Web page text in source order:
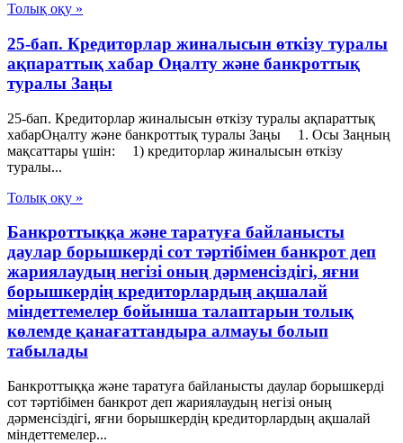
Толық оқу »
25-бап. Кредиторлар жиналысын өткізу туралы
ақпараттық хабар Оңалту және банкроттық
туралы Заңы
25-бап. Кредиторлар жиналысын өткізу туралы ақпараттық
хабарОңалту және банкроттық туралы Заңы 1. Осы Заңның
мақсаттары үшін: 1) кредиторлар жиналысын өткізу
туралы...
Толық оқу »
Банкроттыққа және таратуға байланысты
даулар борышкерді сот тәртібімен банкрот деп
жариялаудың негізі оның дәрменсіздігі, яғни
борышкердің кредиторлардың ақшалай
міндеттемелер бойынша талаптарын толық
көлемде қанағаттандыра алмауы болып
табылады
Банкроттыққа және таратуға байланысты даулар борышкерді
сот тәртібімен банкрот деп жариялаудың негізі оның
дәрменсіздігі, яғни борышкердің кредиторлардың ақшалай
міндеттемелер...